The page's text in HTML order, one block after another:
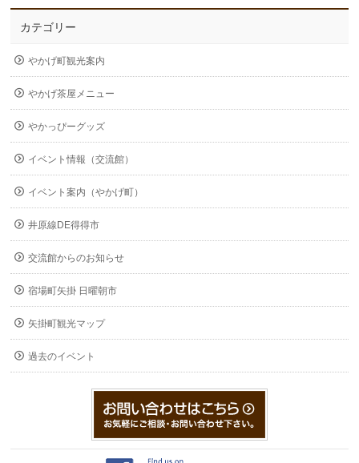
カテゴリー
やかげ町観光案内
やかげ茶屋メニュー
やかっぴーグッズ
イベント情報（交流館）
イベント案内（やかげ町）
井原線DE得得市
交流館からのお知らせ
宿場町矢掛 日曜朝市
矢掛町観光マップ
過去のイベント